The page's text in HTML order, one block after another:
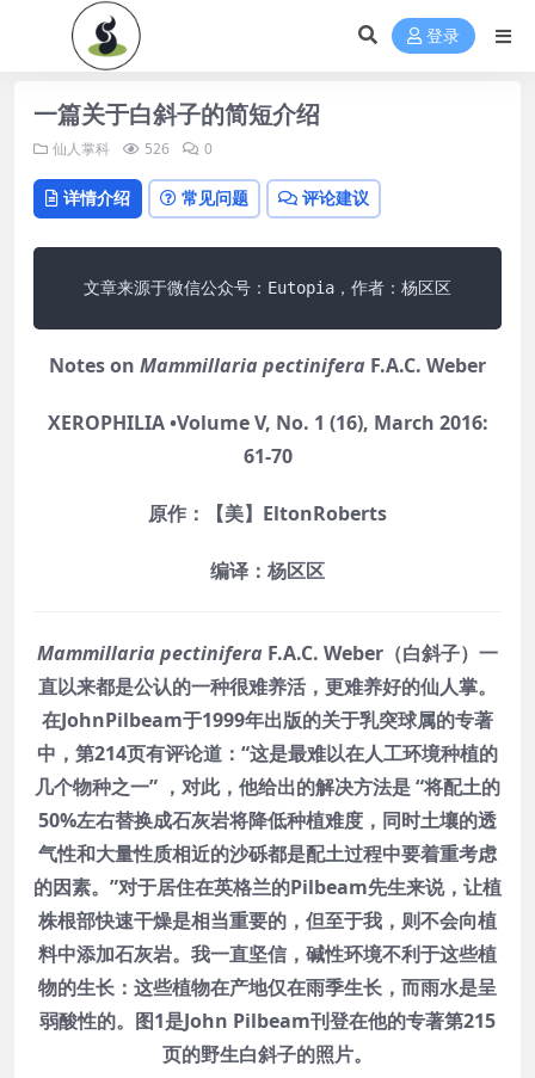
登录
一篇关于白斜子的简短介绍
仙人掌科 526 0
详情介绍 常见问题 评论建议
文章来源于微信公众号：Eutopia，作者：杨区区
Notes on Mammillaria pectinifera F.A.C. Weber
XEROPHILIA •Volume V, No. 1 (16), March 2016:
61-70
原作：【美】EltonRoberts
编译：杨区区
Mammillaria pectinifera F.A.C. Weber（白斜子）一
直以来都是公认的一种很难养活，更难养好的仙人掌。
在JohnPilbeam于1999年出版的关于乳突球属的专著
中，第214页有评论道：“这是最难以在人工环境种植的
几个物种之一” ，对此，他给出的解决方法是 “将配土的
50%左右替换成石灰岩将降低种植难度，同时土壤的透
气性和大量性质相近的沙砾都是配土过程中要着重考虑
的因素。”对于居住在英格兰的Pilbeam先生来说，让植
株根部快速干燥是相当重要的，但至于我，则不会向植
料中添加石灰岩。我一直坚信，碱性环境不利于这些植
物的生长：这些植物在产地仅在雨季生长，而雨水是呈
弱酸性的。图1是John Pilbeam刊登在他的专著第215
页的野生白斜子的照片。